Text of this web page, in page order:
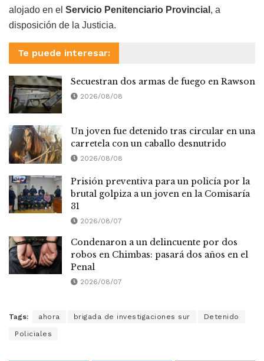
alojado en el Servicio Penitenciario Provincial , a
disposición de la Justicia.
Te puede interesar:
Secuestran dos armas de fuego en Rawson
2026/08/08
Un joven fue detenido tras circular en una
carretela con un caballo desnutrido
2026/08/08
Prisión preventiva para un policía por la
brutal golpiza a un joven en la Comisaría
31
2026/08/07
Condenaron a un delincuente por dos
robos en Chimbas: pasará dos años en el
Penal
2026/08/07
Tags: ahora brigada de investigaciones sur Detenido
Policiales